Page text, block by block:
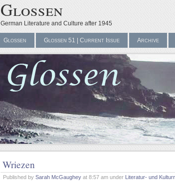
Glossen
German Literature and Culture after 1945
Glossen Glossen 51 | Current Issue Archive
Wriezen
Published by Sarah McGaughey at 8:57 am under Literatur- und